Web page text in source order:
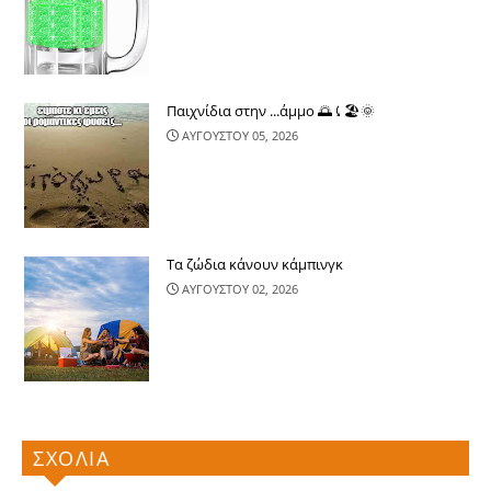
Παιχνίδια στην ...άμμο 🌅⤹🏖🌞
ΑΥΓΟΥΣΤΟΥ 05, 2026
Τα ζώδια κάνουν κάμπινγκ
ΑΥΓΟΥΣΤΟΥ 02, 2026
ΣΧΟΛΙΑ